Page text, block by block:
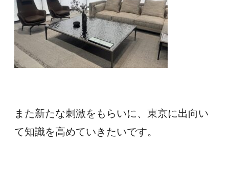
また新たな刺激をもらいに、東京に出向い
て知識を高めていきたいです。